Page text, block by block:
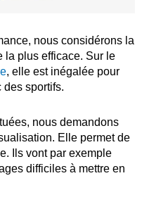
nous considérons la
la plus efficace. Sur le
, elle est inégalée pour
des sportifs.
nous demandons
Elle permet de
Ils vont par exemple
difficiles à mettre en